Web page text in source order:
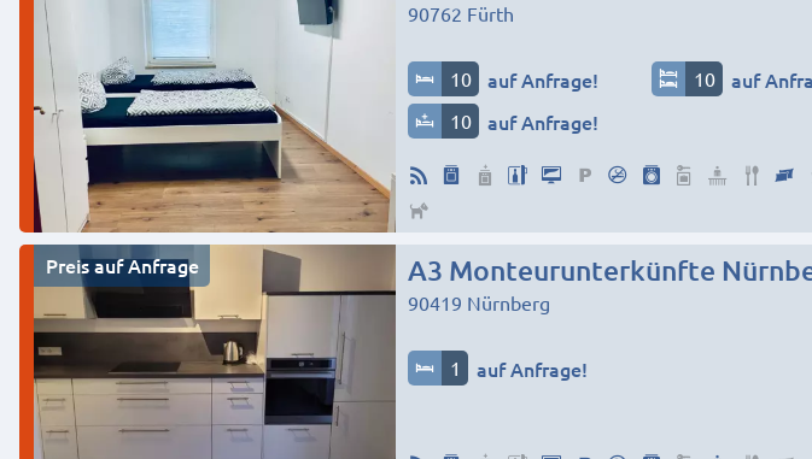
90762 Fürth
10 auf Anfrage! 10 auf
10 auf Anfrage!
Preis auf Anfrage
90419 Nürnberg
1 auf Anfrage!